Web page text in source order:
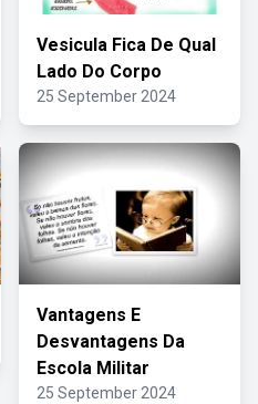
Vesicula Fica De Qual
Lado Do Corpo
25 September 2024
Vantagens E
Desvantagens Da
Escola Militar
25 September 2024